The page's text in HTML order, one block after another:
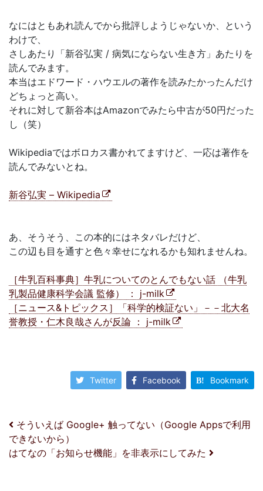
なにはともあれ読んでから批評しようじゃないか、という
わけで、
さしあたり「新谷弘実 / 病気にならない生き方」あたりを
読んでみます。
本当はエドワード・ハウエルの著作を読みたかったんだけ
どちょっと高い。
それに対して新谷本はAmazonでみたら中古が50円だった
し（笑）
Wikipediaではボロカス書かれてますけど、一応は著作を
読んでみないとね。
新谷弘実 – Wikipedia
あ、そうそう、この本的にはネタバレだけど、
この辺も目を通すと色々幸せになれるかも知れませんね。
［牛乳百科事典］牛乳についてのとんでもない話 （牛乳
乳製品健康科学会議 監修） ： j-milk
［ニュース&トピックス］「科学的検証ない」－－北大名
誉教授・仁木良哉さんが反論 ： j-milk
Twitter Facebook Bookmark
投稿ナビゲーション
そういえば Google+ 触ってない（Google Appsで利用
できないから）
はてなの「お知らせ機能」を非表示にしてみた